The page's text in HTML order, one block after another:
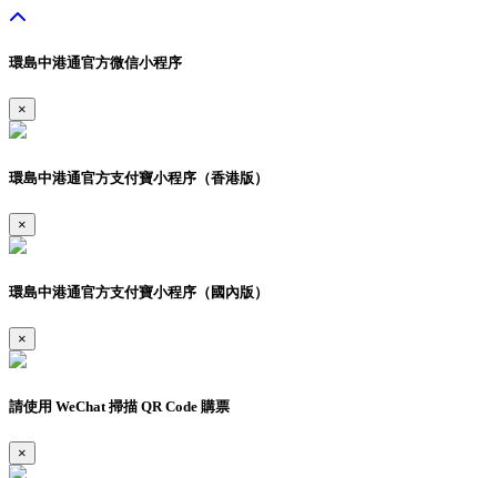
環島中港通官方微信小程序
×
環島中港通官方支付寶小程序（香港版）
×
環島中港通官方支付寶小程序（國內版）
×
請使用 WeChat 掃描 QR Code 購票
×